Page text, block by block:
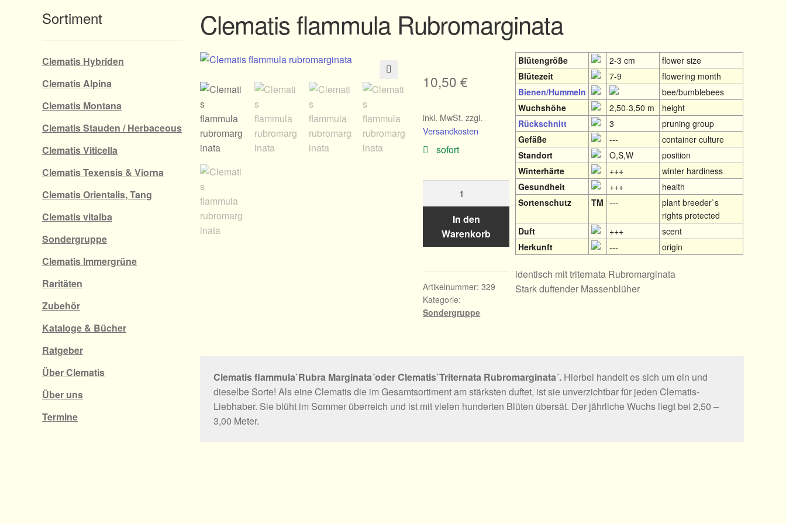
Clematis flammula Rubromarginata
🔍 10,50€
inkl. MwSt. zzgl.
Versandkosten
sofort
Rubromarginata
Menge
In den
Warenkorb
Artikelnummer:329
Kategorie:
Sondergruppe
Blütengröße 2-3 cm
flower size
Blütezeit
7-9
flowering month
Bienen/Hummeln
bee/bumblebees
Wuchshöhe
2,50-3,50 m
height
Rückschnitt
3
pruning group
Gefäße
---
container culture
Standort
O,S,W
position
Winterhärte
+++
winter hardiness
Gesundheit
+++
health
Sortenschutz
TM ---
plant breeder`s
rights protected
Duft
+++
scent
Herkunft
--- origin
identisch mit triternata Rubromarginata
Stark duftender Massenblüher
Clematis flammula`Rubra Marginata´oder Clematis`Triternata Rubromarginata´. Hierbei handelt es sich um ein und
dieselbe Sorte! Als eine Clematis die im Gesamtsortiment am stärksten duftet, ist sie unverzichtbar für jeden Clematis-
Liebhaber. Sie blüht im Sommer überreich und ist mit vielen hunderten Blüten übersät. Der jährliche Wuchs liegt bei 2,50 –
3,00 Meter.
Sortiment
Clematis Hybriden
Clematis Alpina
Clematis Montana
Clematis Stauden / Herbaceous
Clematis Viticella
Clematis Texensis & Viorna
Clematis Orientalis, Tang
Clematis vitalba
Sondergruppe
Clematis Immergrüne
Raritäten
Zubehör
Kataloge & Bücher
Ratgeber
Über Clematis
Über uns
Termine